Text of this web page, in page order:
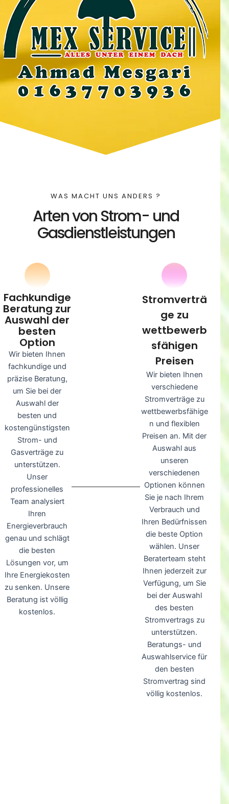
Arten von Strom- und
Gasdienstleistungen
Stromverträ
ge zu
wettbewerb
sfähigen
Preisen
Wir bieten Ihnen
verschiedene
Stromverträge zu
wettbewerbsfähige
n und flexiblen
Preisen an. Mit der
Auswahl aus
unseren
verschiedenen
Optionen können
Sie je nach Ihrem
Verbrauch und
Ihren Bedürfnissen
die beste Option
wählen. Unser
Beraterteam steht
Ihnen jederzeit zur
Verfügung, um Sie
bei der Auswahl
des besten
Stromvertrags zu
unterstützen.
Beratungs- und
Auswahlservice für
den besten
Stromvertrag sind
völlig kostenlos.
Fachkundige
Beratung zur
Auswahl der
besten
Option
Wir bieten Ihnen
fachkundige und
präzise Beratung,
um Sie bei der
Auswahl der
besten und
kostengünstigsten
Strom- und
Gasverträge zu
unterstützen.
Unser
professionelles
Team analysiert
Ihren
Energieverbrauch
genau und schlägt
die besten
Lösungen vor, um
Ihre Energiekosten
zu senken. Unsere
Beratung ist völlig
kostenlos.